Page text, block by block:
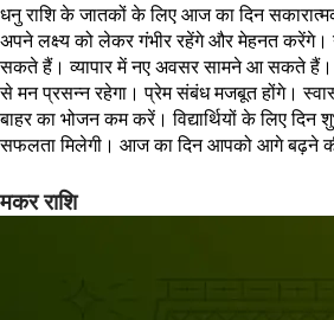
धनु राशि के जातकों के लिए आज का दिन
अपने लक्ष्य को लेकर गंभीर रहेंगे और मेहनत करेंगे।
सकते हैं। व्यापार में नए अवसर सामने आ सकते हैं।
से मन प्रसन्न रहेगा। प्रेम संबंध मजबूत होंगे।
बाहर का भोजन कम करें। विद्यार्थियों के लिए दिन
सफलता मिलेगी। आज का दिन आपको आगे बढ़ने की
मकर राशि